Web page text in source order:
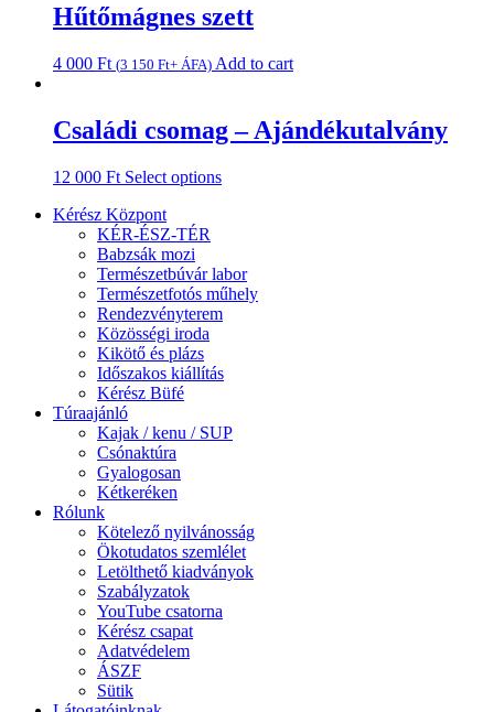
Hűtőmágnes szett
4 000 Ft (3 150 Ft+ ÁFA) Add to cart
Családi csomag – Ajándékutalvány
12 000 Ft Select options
Kérész Központ
KÉR-ÉSZ-TÉR
Babzsák mozi
Természetbúvár labor
Természetfotós műhely
Rendezvényterem
Közösségi iroda
Kikötő és plázs
Időszakos kiállítás
Kérész Büfé
Túraajánló
Kajak / kenu / SUP
Csónaktúra
Gyalogosan
Kétkeréken
Rólunk
Kötelező nyilvánosság
Ökotudatos szemlélet
Letölthető kiadványok
Szabályzatok
YouTube csatorna
Kérész csapat
Adatvédelem
ÁSZF
Sütik